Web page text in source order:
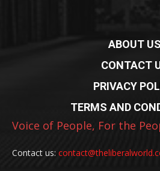
ABOUT US
CONTACT
PRIVACY
TERMS AND
Voice of People, For the
Contact us: